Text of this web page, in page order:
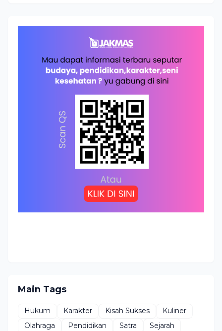
Main Tags
Hukum Karakter Kisah Sukses
Kuliner
Olahraga
Pendidikan Satra
Sejarah